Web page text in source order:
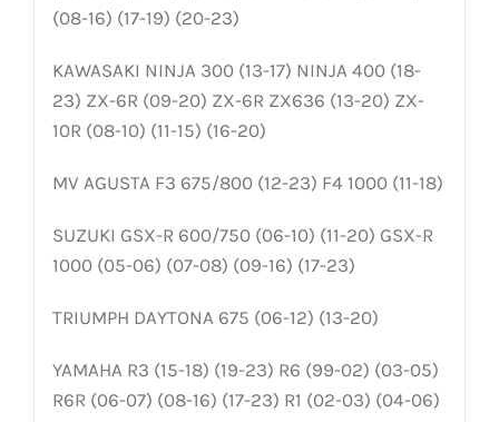
(08-16) (17-19) (20-23)
KAWASAKI NINJA 300 (13-17) NINJA 400 (18-
23) ZX-6R (09-20) ZX-6R ZX636 (13-20) ZX-
10R (08-10) (11-15) (16-20)
MV AGUSTA F3 675/800 (12-23) F4 1000 (11-18)
SUZUKI GSX-R 600/750 (06-10) (11-20) GSX-R
1000 (05-06) (07-08) (09-16) (17-23)
TRIUMPH DAYTONA 675 (06-12) (13-20)
YAMAHA R3 (15-18) (19-23) R6 (99-02) (03-05)
R6R (06-07) (08-16) (17-23) R1 (02-03) (04-06)